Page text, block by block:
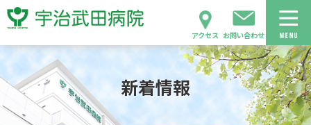
アクセス お問い合わせ
新着情報